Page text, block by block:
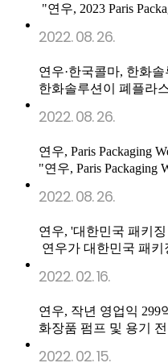
"연우, 2023 Paris
2022. 08. 26.
연우·한국콜마, 한화
한화솔루션이 폐플라
2022. 08. 26.
연우, Paris Packaging
"연우, Paris Packaging
2022. 08. 26.
연우, '대한민국 패키
연우가 대한민국 패
2022. 02. 16.
연우, 작년 영업익
화장품 펌프 및 용기
2022. 02. 15.